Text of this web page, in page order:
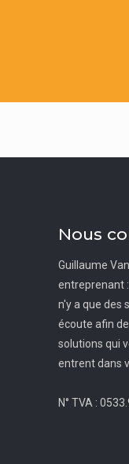
Nous
Guillaume
entreprenant :
n'y a que des
écoute afin
solutions qui
entrent dans
N° TVA :